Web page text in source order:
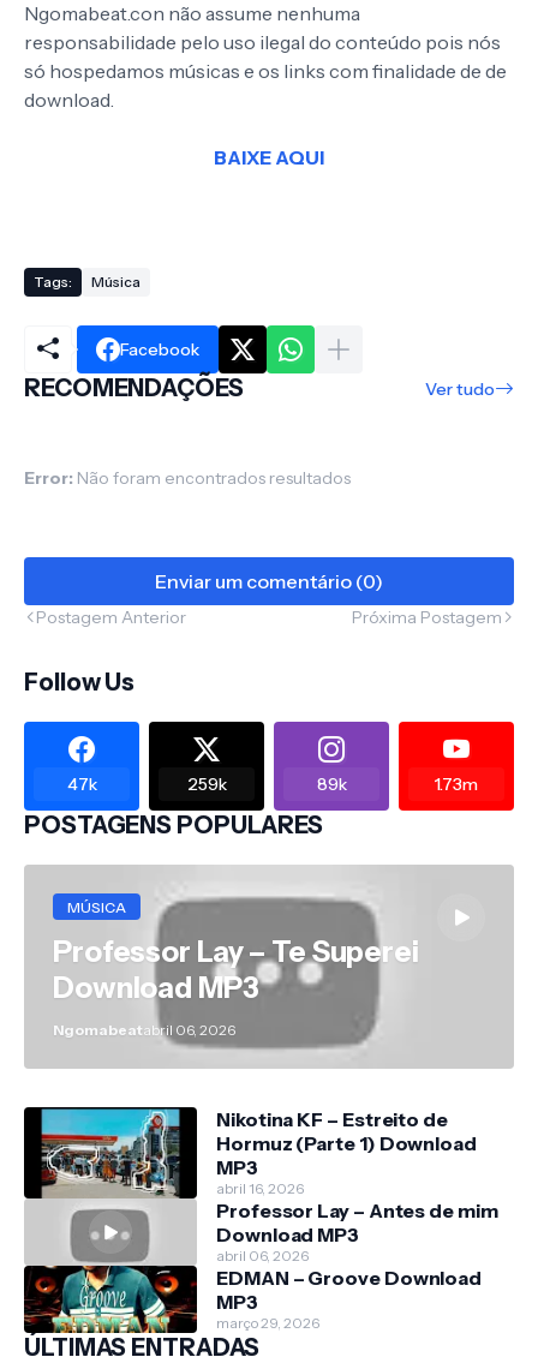
Ngomabeat.con não assume nenhuma
responsabilidade pelo uso ilegal do conteúdo pois nós
só hospedamos músicas e os links com finalidade de de
download.
BAIXE AQUI
Tags: Música
Facebook
RECOMENDAÇÕES Ver tudo
Error: Não foram encontrados resultados
Enviar um comentário (0)
Postagem Anterior Próxima Postagem
Follow Us
47k 259k 89k 1.73m
POSTAGENS POPULARES
MÚSICA
Professor Lay – Te Superei
Download MP3
Ngomabeatabril 06, 2026
Nikotina KF – Estreito de
Hormuz (Parte 1) Download
MP3
abril 16, 2026
Professor Lay – Antes de mim
Download MP3
abril 06, 2026
EDMAN – Groove Download
MP3
março 29, 2026
ÚLTIMAS ENTRADAS